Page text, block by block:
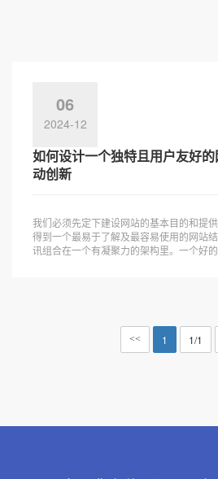
06
2024-12
如何设计一个独特且用户友好
动创新
我们必须先定下建设网站的基本目的和提
得到一个最易于了解及最容易使用的网站
讯组合在一个有凝聚力的架构里。一个好的...
<< 1 1/1